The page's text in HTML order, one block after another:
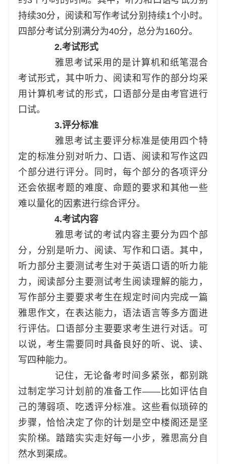
持续30分，阅读和写作考试分别持续1个小时。
四部分考试分别满分为40分，总分为160分。
2.考试形式
雅思考试采用的是计算机和纸笔混合
考试形式，其中听力、阅读和写作的部分均采
用计算机考试的形式，口语部分是由考官进行
口试。
3.评分标准
雅思考试主要评分标准是使用四个特
定的标准分别对听力、口语、阅读和写作这四
个部分进行评分。同时，每个部分的各项评分
还会依据考题的难度、命题的要求和其他一些
难以量化的因素进行综合评分。
4.考试内容
雅思考试的考试内容主要分为四个部
分，分别是听力、阅读、写作和口语。其中，
听力部分主要测试考生对于英语口语的听力能
力，阅读部分主要测试考生阅读理解的能力，
写作部分主要要求考生在规定时间内完成一篇
雅思作文，在表达能力，语法语言等多方面进
行评估。口语部分主要要求考生进行对话。可
以说，考生需要同时具备良好的听、说、读、
写四种能力。
记住，无论备考时间多紧张，都别跳
过制定学习计划前的准备工作——比如评估自
己的薄弱项、吃透评分标准。这些看似琐碎的
步骤，恰恰决定了你的计划是空中楼阁还是坚
实阶梯。踏踏实实走好每一小步，雅思高分自
然水到渠成。